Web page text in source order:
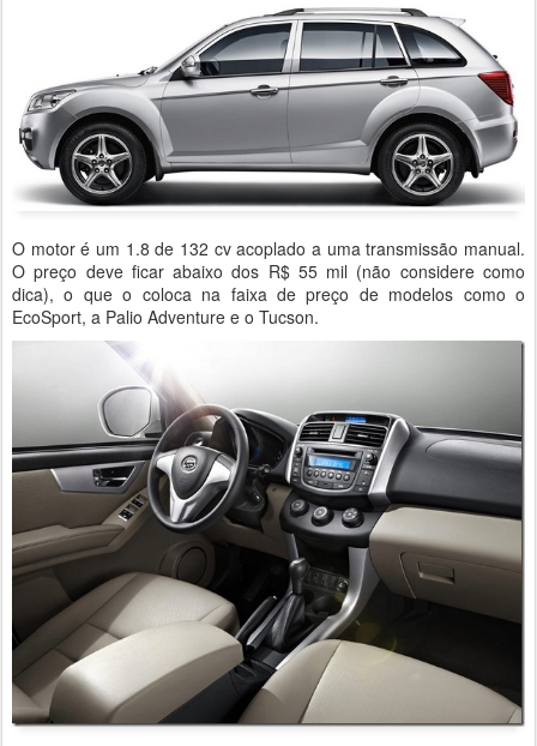
O motor é um 1.8 de 132 cv acoplado a uma transmissão manual.
O preço deve ficar abaixo dos R$ 55 mil (não considere como
dica), o que o coloca na faixa de preço de modelos como o
EcoSport, a Palio Adventure e o Tucson.